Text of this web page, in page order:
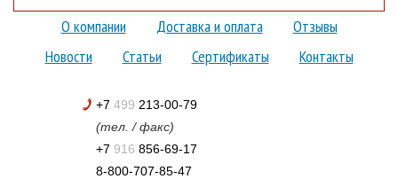
О компании Доставка и оплата
Отзывы
Новости
Статьи Сертификаты Контакты
+7 499 213-00-79
(тел. / факс)
+7 916 856-69-17
8-800-707-85-47